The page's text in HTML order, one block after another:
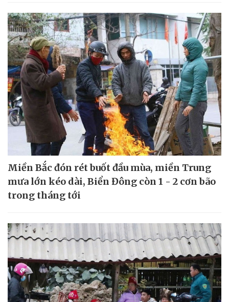
Miền Bắc đón rét buốt đầu mùa, miền Trung
mưa lớn kéo dài, Biển Đông còn 1 - 2 cơn bão
trong tháng tới